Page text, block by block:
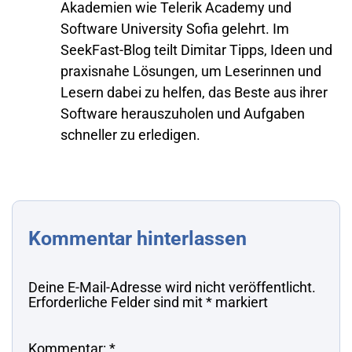
Akademien wie Telerik Academy und
Software University Sofia gelehrt. Im
SeekFast-Blog teilt Dimitar Tipps, Ideen und
praxisnahe Lösungen, um Leserinnen und
Lesern dabei zu helfen, das Beste aus ihrer
Software herauszuholen und Aufgaben
schneller zu erledigen.
Kommentar hinterlassen
Deine E-Mail-Adresse wird nicht veröffentlicht.
Erforderliche Felder sind mit* markiert
Kommentar: *